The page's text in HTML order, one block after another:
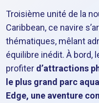
Troisième unité de la
Caribbean, ce navire
thématiques, mêlant
équilibre inédit. À bord,
profiter d’attractions
le plus grand parc
Edge, une aventure